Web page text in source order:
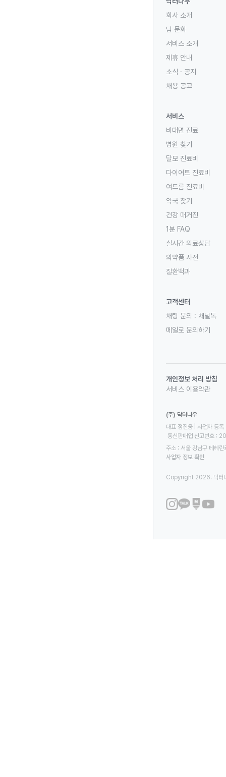
회사 소개
팀 문화
서비스 소개
제휴 안내
소식 · 공지
채용 공고
서비스
비대면 진료
병원 찾기
탈모 진료비
다이어트 진료비
여드름 진료비
약국 찾기
건강 매거진
1분 FAQ
실시간 의료상담
의약품 사전
질환백과
고객센터
채팅 문의 : 채널톡
메일로 문의하기
개인정보 처리 방침
서비스 이용약관
(주) 닥터나우
대표 정진웅 | 사업자
통신판매업 신고번호
주소 : 서울 강남구 테헤
사업자 정보 확인
Copyright 2026. 닥터